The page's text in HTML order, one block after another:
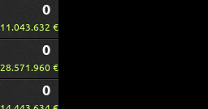
0
11.043.632 €
0
28.571.960 €
0